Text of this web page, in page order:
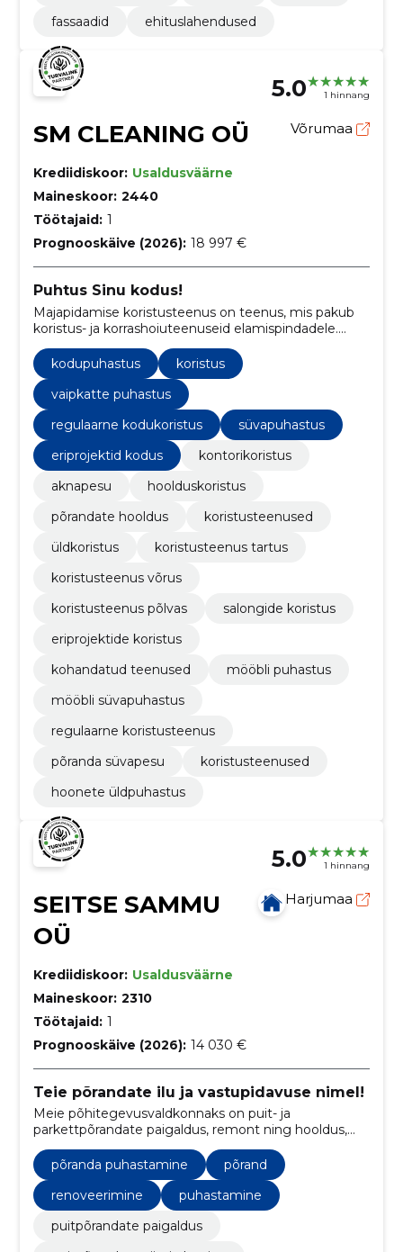
fassaadid
ehituslahendused
5.0 1 hinnang
SM CLEANING OÜ Võrumaa
Krediidiskoor: Usaldusväärne
Maineskoor: 2440
Töötajaid: 1
Prognooskäive (2026): 18 997 €
Puhtus Sinu kodus!
Majapidamise koristusteenus on teenus, mis pakub
koristus- ja korrashoiuteenuseid elamispindadele.
säilitada puhas ja korras elukeskkond ilma vaevata ja
ajakuluta.
kodupuhastus
koristus
vaipkatte puhastus
regulaarne kodukoristus
süvapuhastus
eriprojektid kodus
kontorikoristus
aknapesu
hoolduskoristus
põrandate hooldus
koristusteenused
üldkoristus
koristusteenus tartus
koristusteenus võrus
koristusteenus põlvas
salongide koristus
eriprojektide koristus
kohandatud teenused
mööbli puhastus
mööbli süvapuhastus
regulaarne koristusteenus
põranda süvapesu
koristusteenused
hoonete üldpuhastus
5.0 1 hinnang
SEITSE SAMMU
OÜ
Harjumaa
Krediidiskoor: Usaldusväärne
Maineskoor: 2310
Töötajaid: 1
Prognooskäive (2026): 14 030 €
Teie põrandate ilu ja vastupidavuse nimel!
Meie põhitegevusvaldkonnaks on puit- ja
parkettpõrandate paigaldus, remont ning hooldus,
ning meie teenuseid pakutakse kogu Eestis.
põranda puhastamine
põrand
renoveerimine
puhastamine
puitpõrandate paigaldus